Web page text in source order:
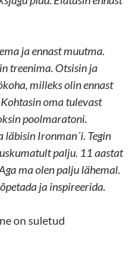
ja ennast muutma.
treenima. Otsisin ja
milleks olin ennast
oma tulevast
poolmaratoni.
Ironman´i. Tegin
palju. 11 aastat
ma olen palju lähemal.
ja inspireerida.
on suletud